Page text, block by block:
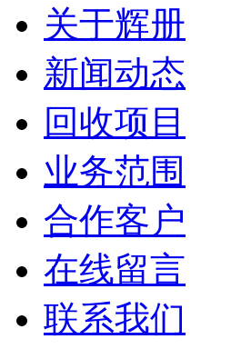
关于辉册
新闻动态
回收项目
业务范围
合作客户
在线留言
联系我们